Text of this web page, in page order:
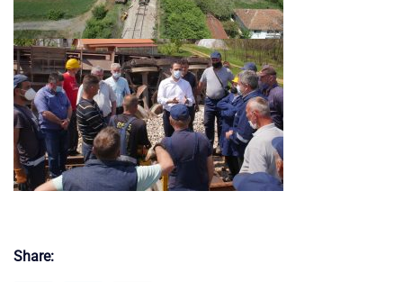
Share: